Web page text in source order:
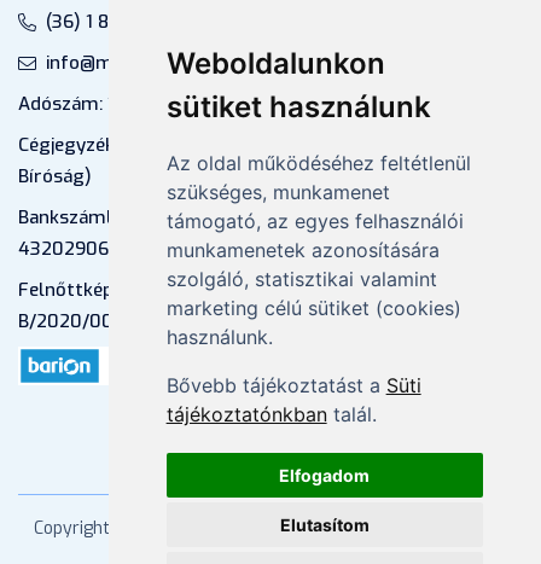
Weboldalunkon
sütiket használunk
Az oldal működéséhez feltétlenül
szükséges, munkamenet
támogató, az egyes felhasználói
munkamenetek azonosítására
szolgáló, statisztikai valamint
marketing célú sütiket (cookies)
használunk.
Bővebb tájékoztatást a Süti
tájékoztatónkbantalál.
Elfogadom
Elutasítom
(36) 1 880 76 00
info@mprx.hu
Adószám: 13598145-2-41
Cégjegyzékszám: 01-09-883770 (Fővárosi
Bíróság)
Bankszámlaszám: CIB Bank, 10700581-
43202906-51100005
Felnőttképzési nyilvántartási szám:
B/2020/000053
Copyright 2026 Mprx. Minden jog fenntartva